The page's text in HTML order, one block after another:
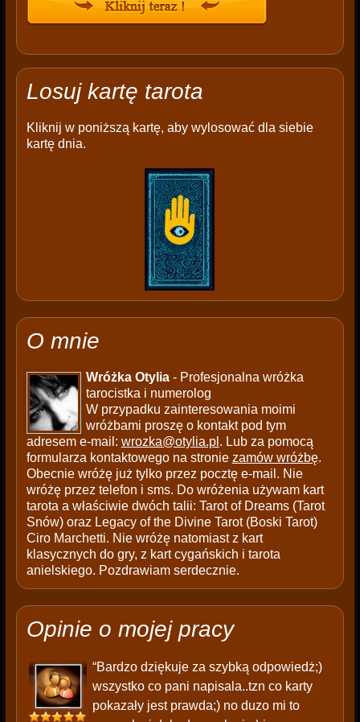
Losuj kartę tarota
Kliknij w poniższą kartę, aby wylosować dla siebie
kartę dnia.
O mnie
Wróżka Otylia- Profesjonalna wróżka
tarocistka i numerolog
W przypadku zainteresowania moimi
wróżbami proszę o kontakt pod tym
adresem e-mail: wrozka@otylia.pl . Lub za pomocą
formularza kontaktowego na stronie zamów wróżbę.
Obecnie wróżę już tylko przez pocztę e-mail. Nie
wróżę przez telefon i sms. Do wróżenia używam kart
tarota a właściwie dwóch talii: Tarot of Dreams (Tarot
Snów) oraz Legacy of the Divine Tarot (Boski Tarot)
Ciro Marchetti. Nie wróżę natomiast z kart
klasycznych do gry, z kart cygańskich i tarota
anielskiego. Pozdrawiam serdecznie.
Opinie o mojej pracy
“Bardzo dziękuje za szybką odpowiedż;)
wszystko co pani napisala..tzn co karty
pokazały jest prawda;) no duzo mi to